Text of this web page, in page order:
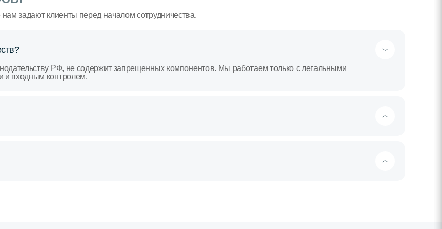
задают клиенты перед началом сотрудничества.
РФ, не содержит запрещенных компонентов. Мы работаем только с легальными
и входным контролем.